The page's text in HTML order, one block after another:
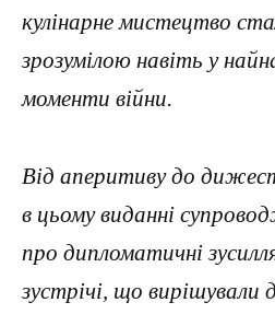
кулінарне мистецтво
зрозумілою навіть у
моменти війни.
Від аперитиву до
в цьому виданні
про дипломатичні
зустрічі, що вирішували